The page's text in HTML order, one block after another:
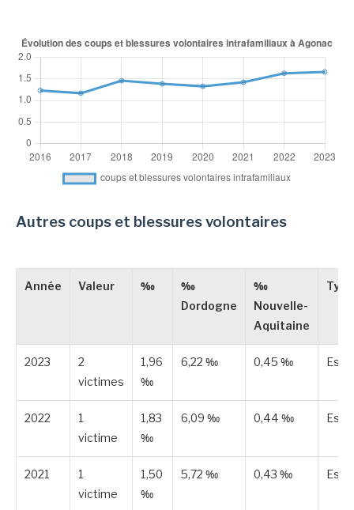
Autres coups et blessures volontaires
Année Valeur ‰
‰
Dordogne
‰
Nouvelle-
Aquitaine
Type
2023
2
victimes
1,96
‰
6,22 ‰ 0,45 ‰
2022
1
victime
1,83
‰
6,09 ‰ 0,44 ‰
2021
1
victime
1,50
‰
5,72 ‰ 0,43 ‰